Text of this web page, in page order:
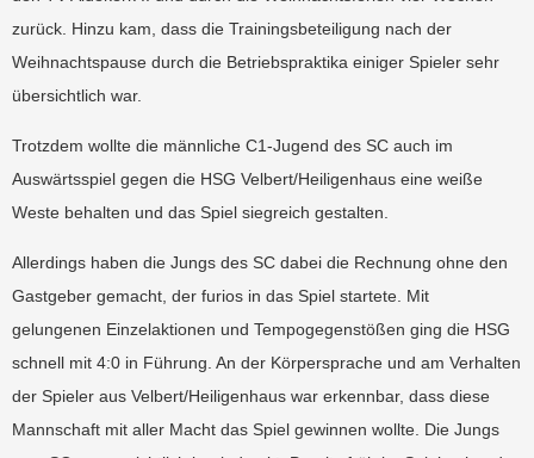
zurück. Hinzu kam, dass die Trainingsbeteiligung nach der
Weihnachtspause durch die Betriebspraktika einiger Spieler sehr
übersichtlich war.
Trotzdem wollte die männliche C1-Jugend des SC auch im
Auswärtsspiel gegen die HSG Velbert/Heiligenhaus eine weiße
Weste behalten und das Spiel siegreich gestalten.
Allerdings haben die Jungs des SC dabei die Rechnung ohne den
Gastgeber gemacht, der furios in das Spiel startete. Mit
gelungenen Einzelaktionen und Tempogegenstößen ging die HSG
schnell mit 4:0 in Führung. An der Körpersprache und am Verhalten
der Spieler aus Velbert/Heiligenhaus war erkennbar, dass diese
Mannschaft mit aller Macht das Spiel gewinnen wollte. Die Jungs